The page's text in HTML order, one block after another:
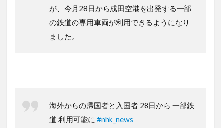
が、今月28日から成田空港を出発する一部
の鉄道の専用車両が利用できるようになり
ました。
海外からの帰国者と入国者 28日から 一部鉄
道 利用可能に #nhk_news